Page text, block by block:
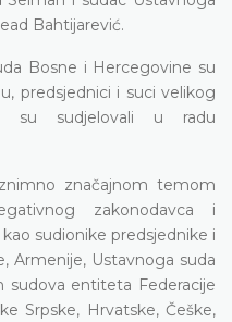
Bahtijarević.
Bosne i Hercegovine su
predsjednici i suci velikog
su sudjelovali u radu
značajnom temom
zakonodavca i
sudionike predsjednike i
Armenije, Ustavnoga suda
sudova entiteta Federacije
Srpske, Hrvatske, Češke,